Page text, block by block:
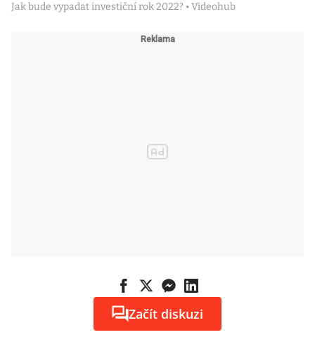
Jak bude vypadat investiční rok 2022? • Videohub
Začít diskuzi